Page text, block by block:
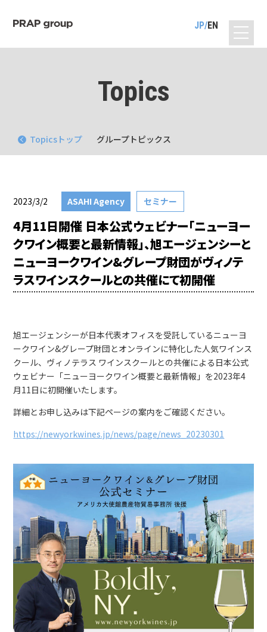
JP EN
Topics
グループトピックス
Topicsトップ
2023/3/2 ASAHI Agency セミナー
4月11日開催 日本公式ウェビナー「ニューヨー
クワイン概要と最新情報」、旭エージェンシーと
ニューヨークワイン&グレープ財団がヴィノテ
ラスワインスクールとの共催にて初開催
旭エージェンシーが日本代表オフィスを受託しているニューヨ
ークワイン&グレープ財団とオンラインに特化した人気ワインス
クール、ヴィノテラス ワインスクールとの共催による日本公式
ウェビナー「ニューヨークワイン概要と最新情報」を2023年4
月11日に初開催いたします。
詳細とお申し込みは下記ページの案内をご確認ください。
https://newyorkwines.jp/news/page/news_20230301